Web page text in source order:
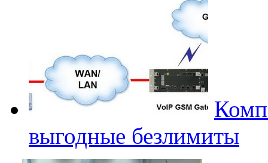
выгодные безлимиты